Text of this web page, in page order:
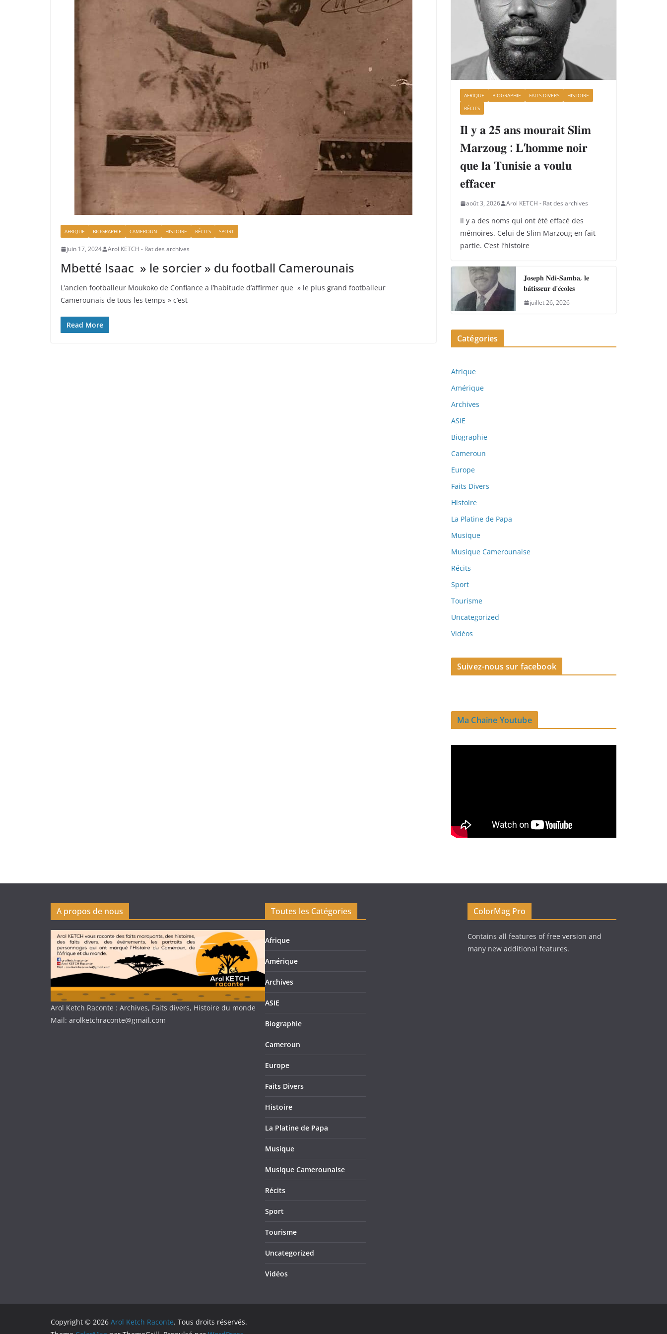
AFRIQUE BIOGRAPHIE CAMEROUN HISTOIRE RÉCITS SPORT
juin 17, 2024 Arol KETCH - Rat des archives
Mbetté Isaac » le sorcier » du football Camerounais
L’ancien footballeur Moukoko de Confiance a l’habitude d’affirmer que » le plus grand footballeur
Camerounais de tous les temps » c’est
Read More
AFRIQUE BIOGRAPHIE FAITS DIVERS
HISTOIRE
RÉCITS
𝐈𝐥 𝐲 𝐚 𝟐𝟓 𝐚𝐧𝐬 𝐦𝐨𝐮𝐫𝐚𝐢𝐭 𝐒𝐥𝐢𝐦
𝐌𝐚𝐫𝐳𝐨𝐮𝐠 : 𝐋’𝐡𝐨𝐦𝐦𝐞 𝐧𝐨𝐢𝐫
𝐪𝐮𝐞 𝐥𝐚 𝐓𝐮𝐧𝐢𝐬𝐢𝐞 𝐚 𝐯𝐨𝐮𝐥𝐮
𝐞𝐟𝐟𝐚𝐜𝐞𝐫
août 3, 2026 Arol KETCH - Rat des archives
Il y a des noms qui ont été effacé des
mémoires. Celui de Slim Marzoug en fait
partie. C’est l’histoire
𝐉𝐨𝐬𝐞𝐩𝐡 𝐍𝐝𝐢-𝐒𝐚𝐦𝐛𝐚, 𝐥𝐞
𝐛𝐚̂𝐭𝐢𝐬𝐬𝐞𝐮𝐫 𝐝’𝐞́𝐜𝐨𝐥𝐞𝐬
juillet 26, 2026
Catégories
Afrique
Amérique
Archives
ASIE
Biographie
Cameroun
Europe
Faits Divers
Histoire
La Platine de Papa
Musique
Musique Camerounaise
Récits
Sport
Tourisme
Uncategorized
Vidéos
Suivez-nous sur facebook
Ma Chaine Youtube
A propos de nous
Arol Ketch Raconte : Archives, Faits divers, Histoire du monde
Mail: arolketchraconte@gmail.com
Toutes les Catégories
Afrique
Amérique
Archives
ASIE
Biographie
Cameroun
Europe
Faits Divers
Histoire
La Platine de Papa
Musique
Musique Camerounaise
Récits
Sport
Tourisme
Uncategorized
Vidéos
ColorMag Pro
Contains all features of free version and
many new additional features.
Copyright © 2026 Arol Ketch Raconte. Tous droits réservés.